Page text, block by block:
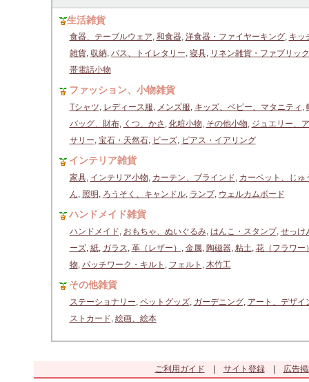
生活雑貨
食器、テーブルウェア, 和食器, 洋食器・ファイヤーキング, キッ
雑貨, 収納, バス、トイレタリー, 寝具, リネン雑貨・ファブリック
帯電話小物
ファッション、小物雑貨
Tシャツ, レディース服, メンズ服, キッズ、ベビー、マタニティ ,
バッグ、財布, くつ、かさ , 化粧小物, その他小物, ジュエリー、
サリー, 宝石・天然石, ビーズ, ピアス・イアリング
インテリア雑貨
家具, インテリア小物, カーテン、ブラインド, カーペット、じゅ
ん, 照明 , ろうそく、キャンドル, ランプ, ウェルカムボード
ハンドメイド雑貨
ハンドメイド, おもちゃ、ぬいぐるみ, はんこ・スタンプ, せっけ
ーズ, 紙, ガラス, 革（レザー） , 金属, 陶磁器, 粘土, 花（フラワー
物, パッチワーク・キルト , フェルト , 木竹工
その他雑貨
ステーショナリー, ペットグッズ, ガーデニング, アート、デザイ
ストカード, 絵画、絵本
ご利用ガイド サイト登録|
広告